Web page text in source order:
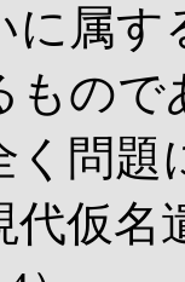
に属す
もので
く問題
代仮名